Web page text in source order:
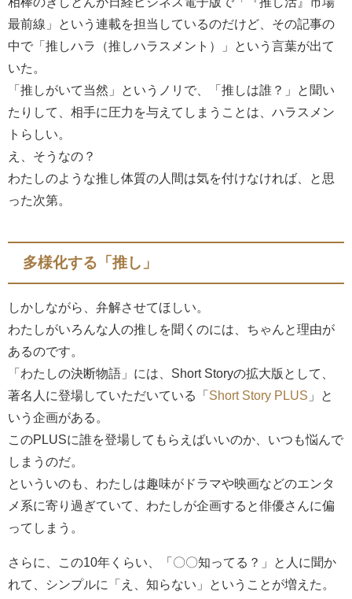
最前線」という連載を担当しているのだけど、その記事の
中で「推しハラ（推しハラスメント）」という言葉が出て
いた。
「推しがいて当然」というノリで、「推しは誰？」と聞い
たりして、相手に圧力を与えてしまうことは、ハラスメン
トらしい。
え、そうなの？
わたしのような推し体質の人間は気を付けなければ、と思
った次第。
多様化する「推し」
しかしながら、弁解させてほしい。
わたしがいろんな人の推しを聞くのには、ちゃんと理由が
あるのです。
「わたしの決断物語」には、Short Storyの拡大版として、
著名人に登場していただいている「 Short Story PLUS 」と
いう企画がある。
このPLUSに誰を登場してもらえばいいのか、いつも悩んで
しまうのだ。
といういのも、わたしは趣味がドラマや映画などのエンタ
メ系に寄り過ぎていて、わたしが企画すると俳優さんに偏
ってしまう。
さらに、この10年くらい、「〇〇知ってる？」と人に聞か
れて、シンプルに「え、知らない」ということが増えた。